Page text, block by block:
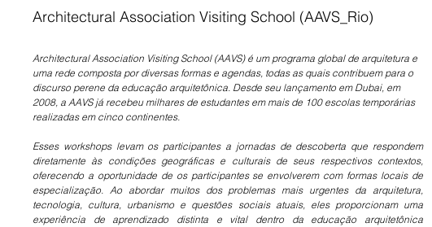
Architectural Association Visiting School (AAVS_Rio)
Architectural Association Visiting School (AAVS) é um programa global de arquitetura e
uma rede composta por diversas formas e agendas, todas as quais contribuem para o
discurso perene da educação arquitetônica. Desde seu lançamento em Dubai, em
2008, a AAVS já recebeu milhares de estudantes em mais de 100 escolas temporárias
realizadas em cinco continentes.
Esses workshops levam os participantes a jornadas de descoberta que respondem
diretamente às condições geográficas e culturais de seus respectivos contextos,
oferecendo a oportunidade de os participantes se envolverem com formas locais de
especialização. Ao abordar muitos dos problemas mais urgentes da arquitetura,
tecnologia, cultura, urbanismo e questões sociais atuais, eles proporcionam uma
experiência de aprendizado distinta e vital dentro da educação arquitetônica